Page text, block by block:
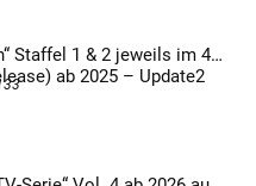
Staffel 1 & 2 jeweils im 4K
ab 2025 – Update2